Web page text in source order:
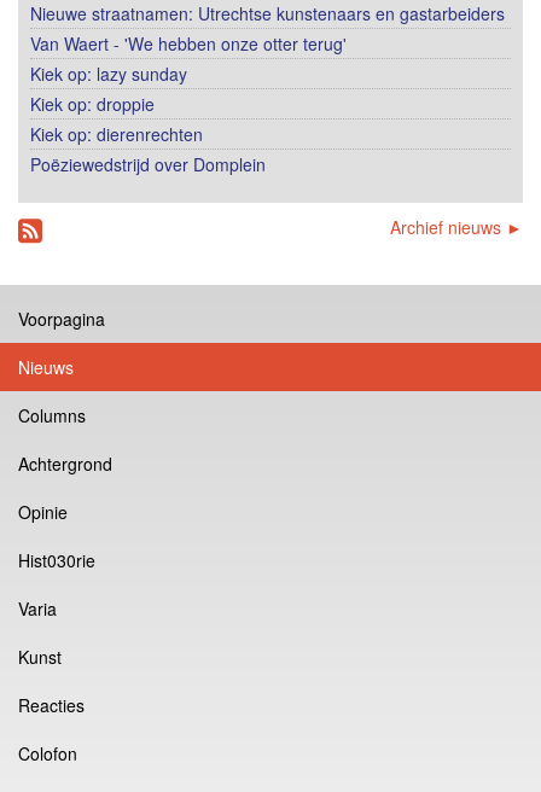
Nieuwe straatnamen: Utrechtse kunstenaars en gastarbeiders
Van Waert - 'We hebben onze otter terug'
Kiek op: lazy sunday
Kiek op: droppie
Kiek op: dierenrechten
Poëziewedstrijd over Domplein
Archief nieuws ►
Voorpagina
Nieuws
Columns
Achtergrond
Opinie
Hist030rie
Varia
Kunst
Reacties
Colofon